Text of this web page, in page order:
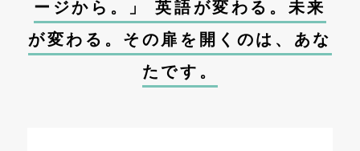
ージから。」 英語が変わる。未来
が変わる。その扉を開くのは、あな
たです。